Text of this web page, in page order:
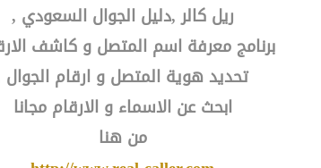
ريل كالر ,دليل الجوال السعودي ,
برنامج معرفة اسم المتصل و كاشف
تحديد هوية المتصل و ارقام
ابحث عن الاسماء و الارقام مجانا
من هنا